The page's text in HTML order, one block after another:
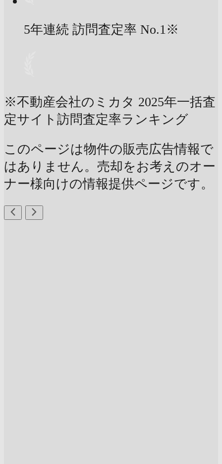
5年連続 訪問査定率 No.1※
※不動産会社のミカタ 2025年一括査
定サイト訪問査定率ランキング
このページは物件の販売広告情報で
はありません。売却をお考えのオー
ナー様向けの情報提供ページです。